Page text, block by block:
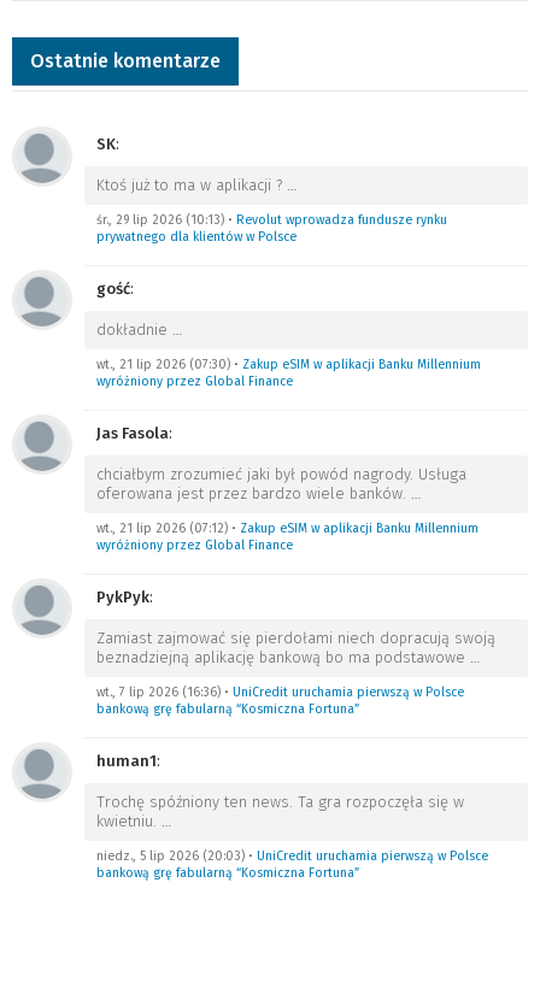
Ostatnie komentarze
SK:
Ktoś już to ma w aplikacji ? …
śr., 29 lip 2026 (10:13) • Revolut wprowadza fundusze rynku
prywatnego dla klientów w Polsce
gość:
dokładnie …
wt., 21 lip 2026 (07:30) • Zakup eSIM w aplikacji Banku Millennium
wyróżniony przez Global Finance
Jas Fasola:
chciałbym zrozumieć jaki był powód nagrody. Usługa
oferowana jest przez bardzo wiele banków. …
wt., 21 lip 2026 (07:12) • Zakup eSIM w aplikacji Banku Millennium
wyróżniony przez Global Finance
PykPyk:
Zamiast zajmować się pierdołami niech dopracują swoją
beznadziejną aplikację bankową bo ma podstawowe …
wt., 7 lip 2026 (16:36) • UniCredit uruchamia pierwszą w Polsce
bankową grę fabularną “Kosmiczna Fortuna”
human1:
Trochę spóźniony ten news. Ta gra rozpoczęła się w
kwietniu. …
niedz., 5 lip 2026 (20:03) • UniCredit uruchamia pierwszą w Polsce
bankową grę fabularną “Kosmiczna Fortuna”